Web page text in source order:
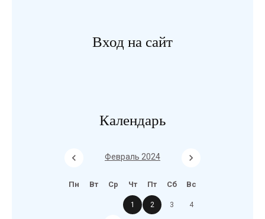
Вход на сайт
Календарь
Февраль 2024
Пн Вт Ср Чт Пт Сб Вс
1 2 3 4